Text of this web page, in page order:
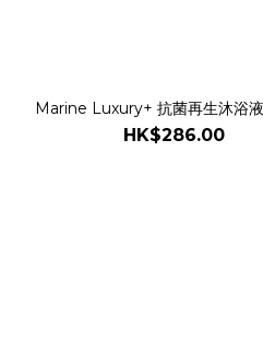
Marine Luxury+ 抗菌再生沐浴
HK$286.00